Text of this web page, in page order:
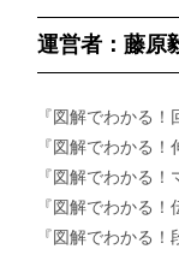
運営者：藤原
『図解でわかる
『図解でわかる
『図解でわかる
『図解でわかる
『図解でわかる